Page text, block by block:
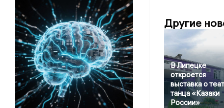
Другие
В Липецке
откроется
выставка о
танца «Казаки
России»